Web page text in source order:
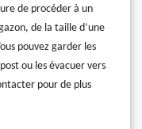
de procéder à un
de la taille d’une
pouvez garder les
ou les évacuer vers
pour de plus